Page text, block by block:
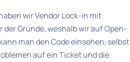
wir Vendor Lock-in mit
Gründe, weshalb wir auf Open-
man den Code einsehen, selbst
auf ein Ticket und die